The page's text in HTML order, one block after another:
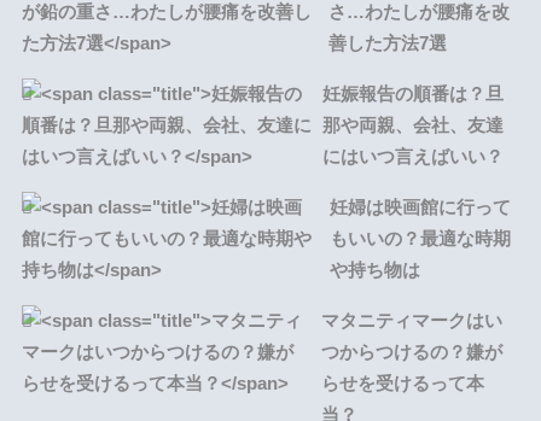
さ…わたしが腰痛を改
善した方法7選
妊娠報告の順番は？旦
那や両親、会社、友達
にはいつ言えばいい？
妊婦は映画館に行って
もいいの？最適な時期
や持ち物は
マタニティマークはい
つからつけるの？嫌が
らせを受けるって本
当？